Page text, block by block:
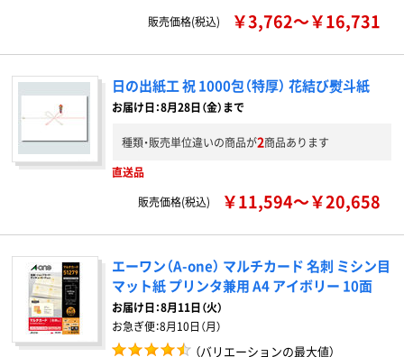
販売価格(税込)
￥3,762～￥16,731
日の出紙工 祝 1000包（特厚） 花結び熨斗紙
お届け日：8月28日（金）まで
種類・販売単位違いの商品が2商品あります
直送品
販売価格(税込)
￥11,594～￥20,658
エーワン（A-one） マルチカード 名刺 ミシン目
マット紙 プリンタ兼用 A4 アイボリー 10面
お届け日：8月11日（火）
お急ぎ便：8月10日（月）
（バリエーションの最大値）